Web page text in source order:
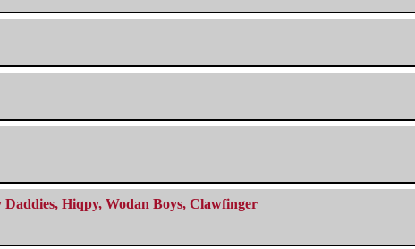
Hiqpy, Wodan Boys, Clawfinger